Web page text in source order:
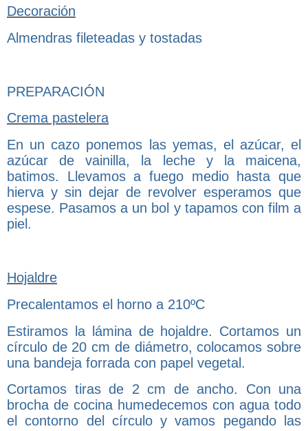
Decoración
Almendras fileteadas y tostadas
PREPARACIÓN
Crema pastelera
En un cazo ponemos las yemas, el azúcar, el
azúcar de vainilla, la leche y la maicena,
batimos. Llevamos a fuego medio hasta que
hierva y sin dejar de revolver esperamos que
espese. Pasamos a un bol y tapamos con film a
piel.
Hojaldre
Precalentamos el horno a 210ºC
Estiramos la lámina de hojaldre. Cortamos un
círculo de 20 cm de diámetro, colocamos sobre
una bandeja forrada con papel vegetal.
Cortamos tiras de 2 cm de ancho. Con una
brocha de cocina humedecemos con agua todo
el contorno del círculo y vamos pegando las